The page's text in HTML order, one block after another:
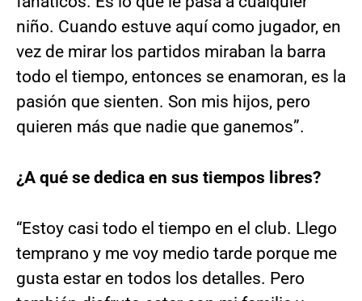
niño. Cuando estuve aquí como jugador, en
vez de mirar los partidos miraban la barra
todo el tiempo, entonces se enamoran, es la
pasión que sienten. Son mis hijos, pero
quieren más que nadie que ganemos”.
¿A qué se dedica en sus tiempos libres?
“Estoy casi todo el tiempo en el club. Llego
temprano y me voy medio tarde porque me
gusta estar en todos los detalles. Pero